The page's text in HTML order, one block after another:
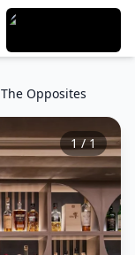
The Opposites
1/1